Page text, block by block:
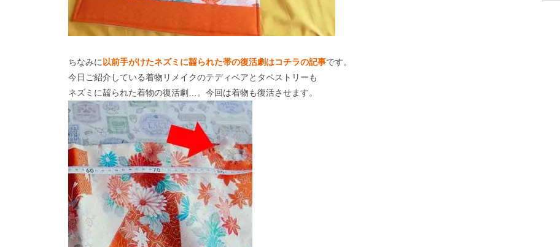
ちなみに 以前手がけたネズミに齧られた帯の復活劇はコチラの記事です。
今日ご紹介している着物リメイクのテディベアとタペストリーも
ネズミに齧られた着物の復活劇…。今回は着物も復活させます。